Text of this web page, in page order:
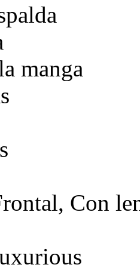
manga
Con